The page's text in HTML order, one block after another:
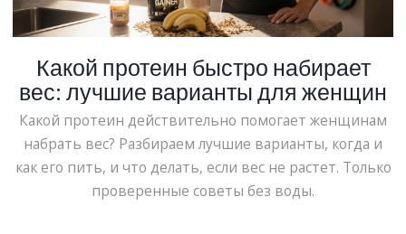
Какой протеин быстро набирает
вес: лучшие варианты для женщин
Какой протеин действительно помогает женщинам
набрать вес? Разбираем лучшие варианты, когда и
как его пить, и что делать, если вес не растет. Только
проверенные советы без воды.